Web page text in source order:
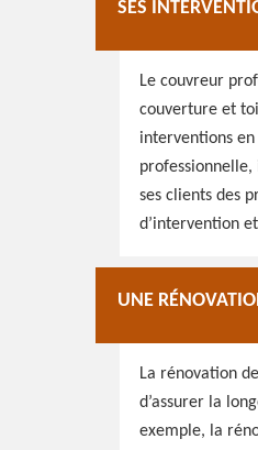
SES
Le couvreur
couverture et
interventions
ses clients des
d’intervention
UNE
La rénovation
d’assurer la
exemple, la